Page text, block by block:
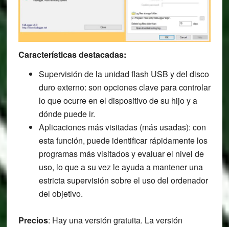
Características destacadas:
Supervisión de la unidad flash USB y del disco
duro externo: son opciones clave para controlar
lo que ocurre en el dispositivo de su hijo y a
dónde puede ir.
Aplicaciones más visitadas (más usadas): con
esta función, puede identificar rápidamente los
programas más visitados y evaluar el nivel de
uso, lo que a su vez le ayuda a mantener una
estricta supervisión sobre el uso del ordenador
del objetivo.
Precios: Hay una versión gratuita. La versión